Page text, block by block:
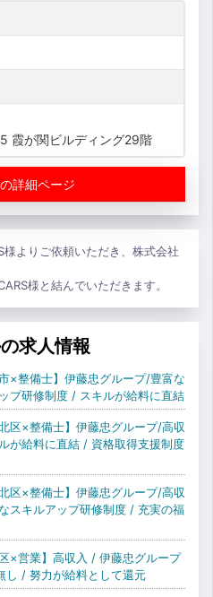
霞が関ビルディング29階
詳細ページ
様よりご依頼いただき、株式会社
様と結んでいただきます。
求人情報
市×整備士】伊藤忠グループ/豊富な
プ研修制度 / スキルが給料に直結
北区×整備士】伊藤忠グループ/高収
が給料に直結 / 資格取得支援制度
北区×整備士】伊藤忠グループ/高収
スキルアップ研修制度 / 充実の福
区×営業】高収入 / 伊藤忠グループ
し / 努力が給料として還元